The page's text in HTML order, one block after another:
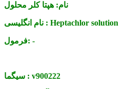
نام: هپتا کلر محلول
نام انگلیسی : Heptachlor solution
فرمول: -
سیگما : v900222